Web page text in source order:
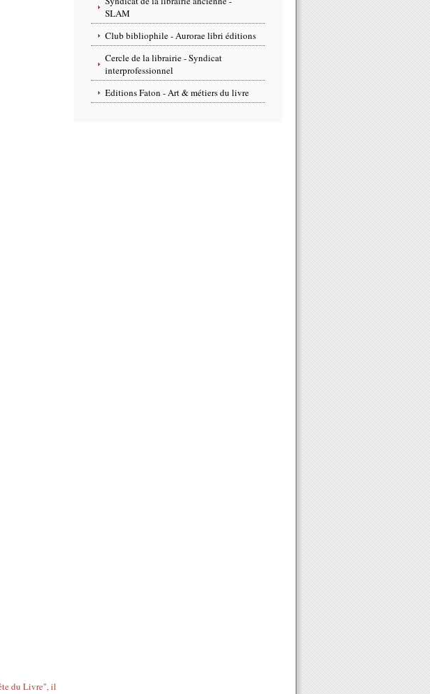
SLAM
Club bibliophile - Aurorae libri éditions
Cercle de la librairie - Syndicat
interprofessionnel
Editions Faton - Art & métiers du livre